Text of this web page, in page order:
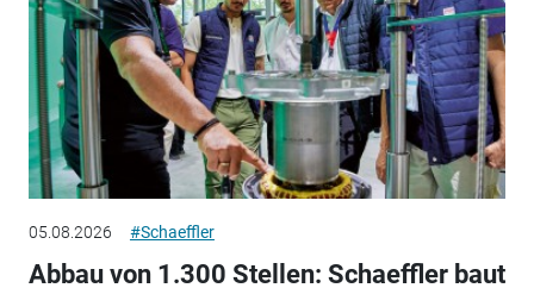
05.08.2026 #Schaeffler
Abbau von 1.300 Stellen: Schaeffler baut